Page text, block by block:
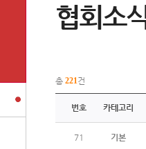
협회소
총 221건
번호 카테고리
71 기본